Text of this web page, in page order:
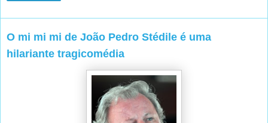
O mi mi mi de João Pedro Stédile é uma
hilariante tragicomédia